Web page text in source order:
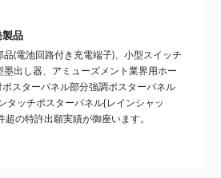
製品
(電池回路付き充電端子)、小型スイッチ
墨出し器、アミューズメント業界用ホー
ポスターパネル部分強調ポスターパネル
タッチポスターパネル{レインシャッ
超の特許出願実績が御座います。